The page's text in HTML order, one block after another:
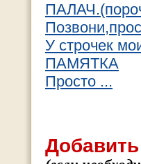
У строчек
ПАМЯТКА
Просто ...